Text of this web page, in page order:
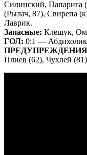
Силинский, Папарига
(Рылач, 87), Свирепа
Лаврик.
Запасные: Клешук,
ГОЛ: 0:1 —
Плиев (62), Чухлей